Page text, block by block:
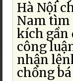
Hà Nội
Nam tìm
kích gần
công
nhận
chống